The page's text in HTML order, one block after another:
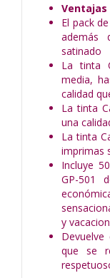
Ventajas
El pack
además
satinado
La tinta
media,
calidad
La tinta
una
La tinta
imprimas
Incluye
GP-501
y
que se